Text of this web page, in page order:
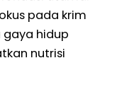
pada krim
hidup
nutrisi